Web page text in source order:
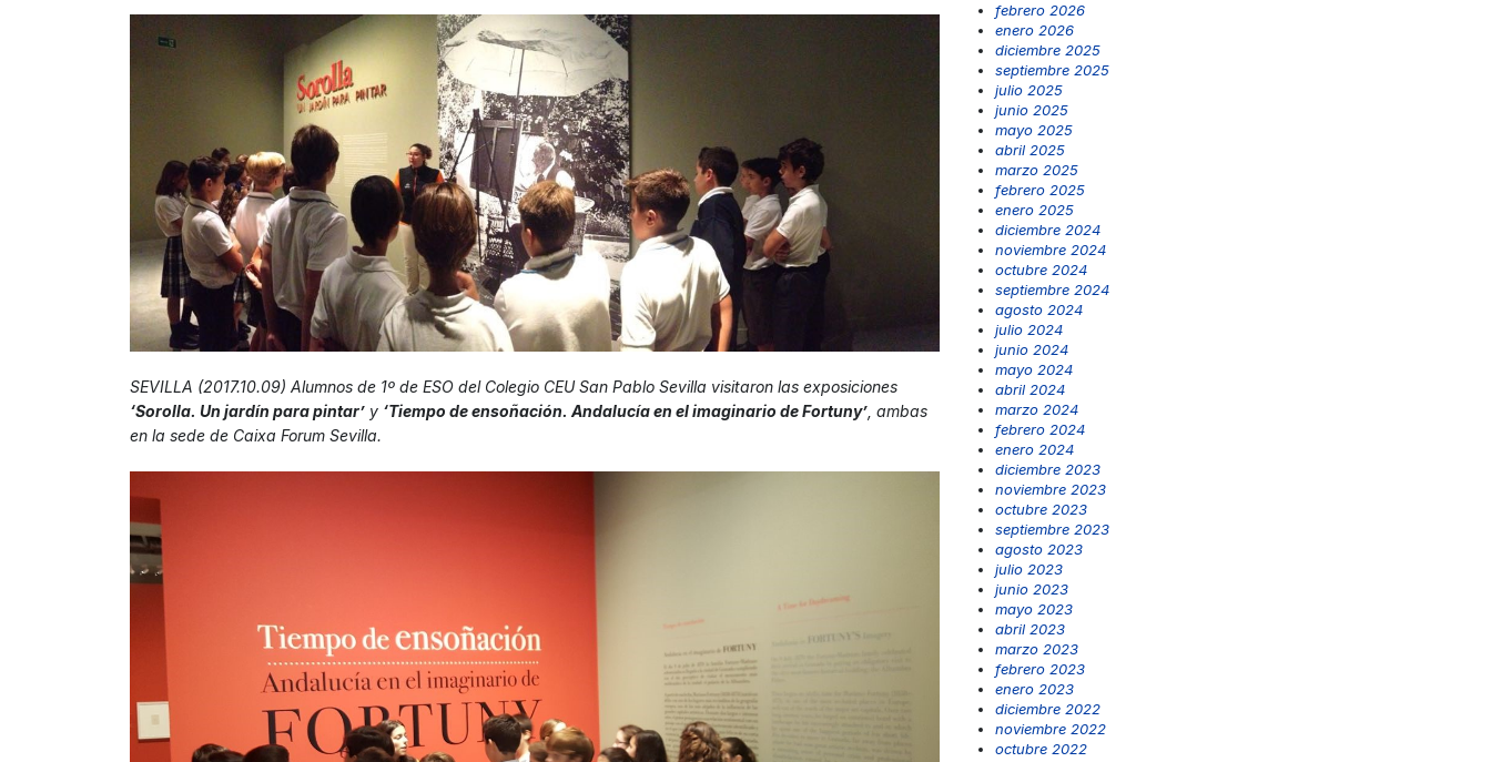
SEVILLA (2017.10.09) Alumnos de 1º de ESO del Colegio CEU San Pablo Sevilla visitaron las exposiciones
‘Sorolla. Un jardín para pintar’ y ‘Tiempo de ensoñación. Andalucía en el imaginario de Fortuny’ , ambas
en la sede de Caixa Forum Sevilla.
febrero 2026
enero 2026
diciembre 2025
septiembre 2025
julio 2025
junio 2025
mayo 2025
abril 2025
marzo 2025
febrero 2025
enero 2025
diciembre 2024
noviembre 2024
octubre 2024
septiembre 2024
agosto 2024
julio 2024
junio 2024
mayo 2024
abril 2024
marzo 2024
febrero 2024
enero 2024
diciembre 2023
noviembre 2023
octubre 2023
septiembre 2023
agosto 2023
julio 2023
junio 2023
mayo 2023
abril 2023
marzo 2023
febrero 2023
enero 2023
diciembre 2022
noviembre 2022
octubre 2022